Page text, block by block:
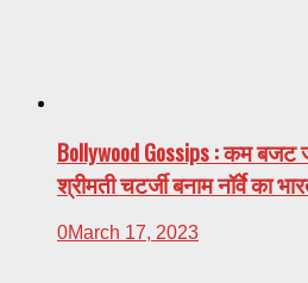
Bollywood Gossips : कम बजट
श्रीमती चटर्जी बनाम नॉर्वे का
0March 17, 2023